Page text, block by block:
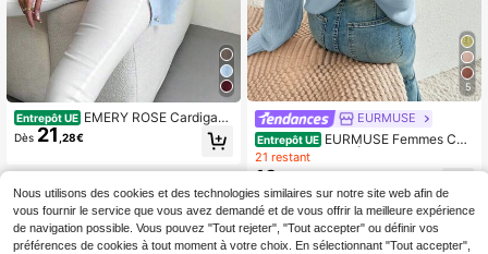
Entrepôt UE EMERY ROSE Cardigan t
ricoté minimaliste à manches lanter
nes larges, épaules tombantes, coul
eur unie
Dès 21 ,28€
5
EURMUSE
Entrepôt UE EURMUSE Femmes Cou
leur Unie Ample Épaules Tombantes
Manches Longues Croisé Dos Chan
dail, Automne/Hiver
21 restant
19
Nous utilisons des cookies et des technologies similaires sur notre site web afin de
vous fournir le service que vous avez demandé et de vous offrir la meilleure expérience
de navigation possible. Vous pouvez "Tout rejeter", "Tout accepter" ou définir vos
préférences de cookies à tout moment à votre choix. En sélectionnant "Tout accepter",